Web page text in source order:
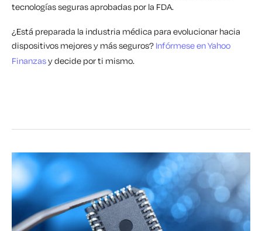
tecnologías seguras aprobadas por la FDA.
¿Está preparada la industria médica para evolucionar hacia
dispositivos mejores y más seguros? Infórmese en Yahoo
Finanzasy decide por ti mismo.